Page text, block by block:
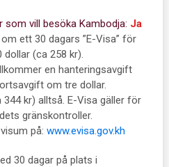
vill besöka Kambodja: Ja
ett 30 dagars ”E-Visa” för
(ca 258 kr).
en hanteringsavgift
om tre dollar.
kr) alltså. E-Visa gäller för
gränskontroller.
på: www.evisa.gov.kh
30 dagar på plats i